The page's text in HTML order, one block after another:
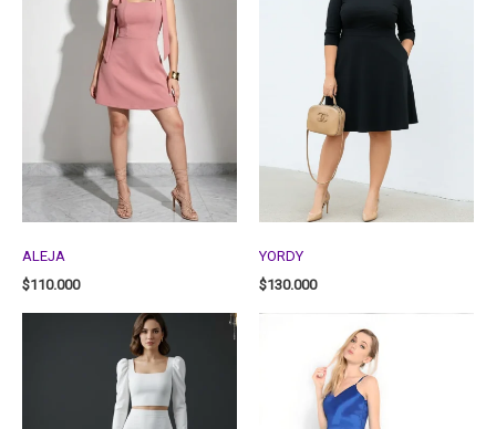
ALEJA
$110.000
YORDY
$130.000